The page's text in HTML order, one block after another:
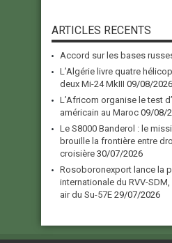
ARTICLES RECENTS
Accord sur les bases
L’Algérie livre quatre
deux Mi-24 MkIII 09/08/2026
L’Africom organise le test
américain au Maroc 09/08/
Le S8000 Banderol : le
brouille la frontière entre
croisière 30/07/2026
Rosoboronexport lance la
internationale du RVV-
air du Su-57E 29/07/2026